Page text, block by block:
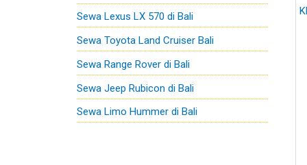
Sewa Lexus LX 570 di Bali
Sewa Toyota Land Cruiser Bali
Sewa Range Rover di Bali
Sewa Jeep Rubicon di Bali
Sewa Limo Hummer di Bali